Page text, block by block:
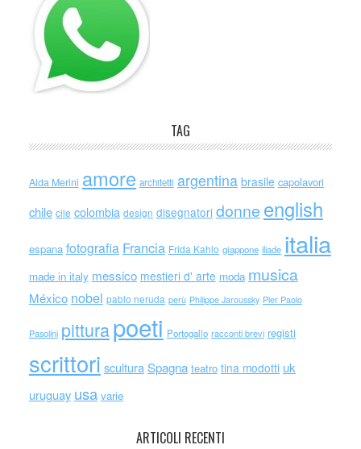
TAG
Alda Merini amore architetti argentina brasile capolavori
chile cile colombia design disegnatori donne english
espana fotografia Francia Frida Kahlo giappone iliade italia
made in italy messico mestieri d' arte moda musica
México nobel pablo neruda perù Philippe Jaroussky Pier Paolo
Pasolini pitturapoeti Portogallo racconti brevi registi
scrittori scultura Spagna teatro tina modotti uk
uruguay usa varie
ARTICOLI RECENTI